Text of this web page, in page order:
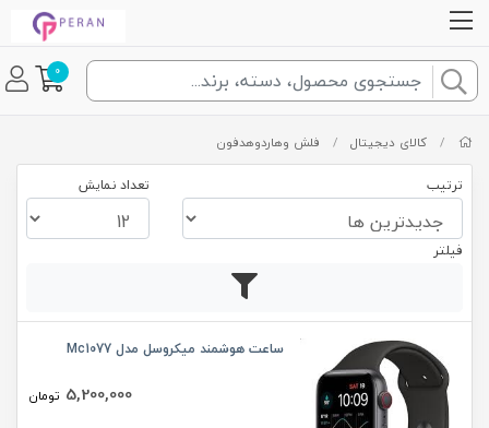
0
/ کالای دیجیتال / فلش وهاردوهدفون
ترتیب تعداد نمایش
فیلتر
ساعت هوشمند میکروسل مدل Mc1077
5,200,000 تومان